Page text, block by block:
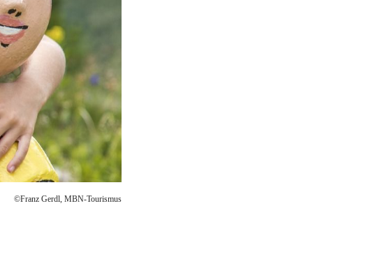
©Franz Gerdl, MBN-Tourismus